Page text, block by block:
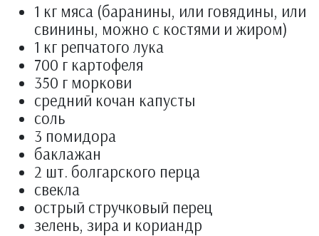
1 кг мяса (баранины, или говядины, или
свинины, можно с костями и жиром)
1 кг репчатого лука
700 г картофеля
350 г моркови
средний кочан капусты
соль
3 помидора
баклажан
2 шт. болгарского перца
свекла
острый стручковый перец
зелень, зира и кориандр